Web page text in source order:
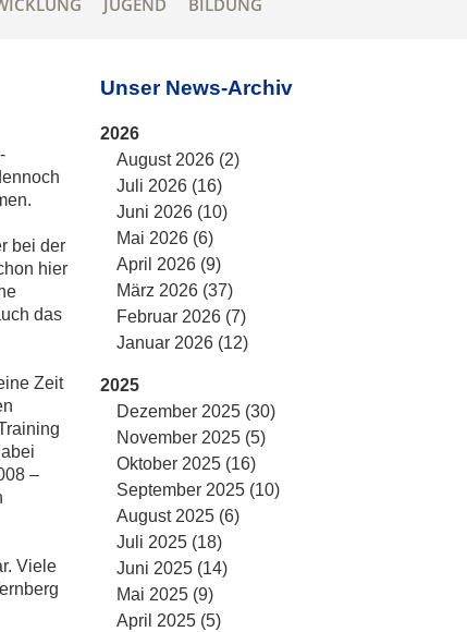
JUGEND BILDUNG
bei der
hier
das
Zeit
–
Viele
Unser News-Archiv
2026
August 2026 (2)
Juli 2026 (16)
Juni 2026 (10)
Mai 2026 (6)
April 2026 (9)
März 2026 (37)
Februar 2026 (7)
Januar 2026 (12)
2025
Dezember 2025 (30)
November 2025 (5)
Oktober 2025 (16)
September 2025 (10)
August 2025 (6)
Juli 2025 (18)
Juni 2025 (14)
Mai 2025 (9)
April 2025 (5)